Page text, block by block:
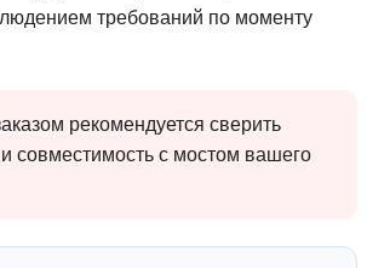
требований по моменту
рекомендуется сверить
и совместимость с мостом вашего